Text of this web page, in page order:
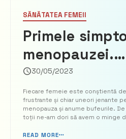
SĂNĂTATEA FEMEII
Primele
menopauzei.
menopauză.
diferența?
30/05/2023
Fiecare femeie este conștientă
frustrante și chiar uneori jenante
menopauza și anume bufeurile.
toții ne-am dori să avem o minge
desigur. Dar mulți dintre noi nu
READ MORE